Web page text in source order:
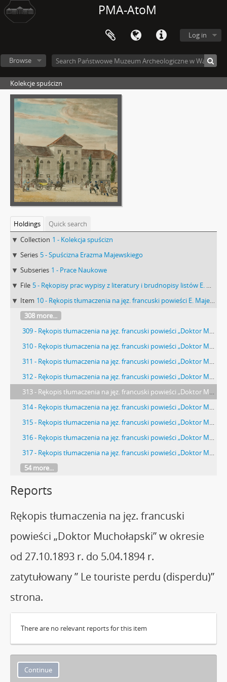
PMA-AtoM
Log in
Browse
Kolekcje spuścizn
Holdings
Quick search
Collection 1 - Kolekcja spuścizn
Series 5 - Spuścizna Erazma Majewskiego
Subseries 1 - Prace Naukowe
File 5 - Rękopisy prac wypisy z literatury i brudnopisy listów E. Majewskiego tłumaczenia oraz korespondencja.
Item 10 - Rękopis tłumaczenia na jęz. francuski powieści E. Majewskiego „Doktor Muchołapski” w okresie od 27.10.1893 r. do 5.04.1894 r. przez Oskara Truszkowskiego i zatytułowany ” Le touriste perdu (disperdu)”.
308 more...
309 - Rękopis tłumaczenia na jęz. francuski powieści „Doktor Muchołapski” w okresie od 27.10.1893 r. do 5.04.1894 r. zatytułowany ” Le touriste perdu (disperdu)” strona.
310 - Rękopis tłumaczenia na jęz. francuski powieści „Doktor Muchołapski” w okresie od 27.10.1893 r. do 5.04.1894 r. zatytułowany ” Le touriste perdu (disperdu)” strona.
311 - Rękopis tłumaczenia na jęz. francuski powieści „Doktor Muchołapski” w okresie od 27.10.1893 r. do 5.04.1894 r. zatytułowany ” Le touriste perdu (disperdu)” strona.
312 - Rękopis tłumaczenia na jęz. francuski powieści „Doktor Muchołapski” w okresie od 27.10.1893 r. do 5.04.1894 r. zatytułowany ” Le touriste perdu (disperdu)” strona.
313 - Rękopis tłumaczenia na jęz. francuski powieści „Doktor Muchołapski” w okresie od 27.10.1893 r. do 5.04.1894 r. zatytułowany ” Le touriste perdu (disperdu)” strona.
314 - Rękopis tłumaczenia na jęz. francuski powieści „Doktor Muchołapski” w okresie od 27.10.1893 r. do 5.04.1894 r. zatytułowany ” Le touriste perdu (disperdu)” strona.
315 - Rękopis tłumaczenia na jęz. francuski powieści „Doktor Muchołapski” w okresie od 27.10.1893 r. do 5.04.1894 r. zatytułowany ” Le touriste perdu (disperdu)” strona.
316 - Rękopis tłumaczenia na jęz. francuski powieści „Doktor Muchołapski” w okresie od 27.10.1893 r. do 5.04.1894 r. zatytułowany ” Le touriste perdu (disperdu)” strona.
317 - Rękopis tłumaczenia na jęz. francuski powieści „Doktor Muchołapski” w okresie od 27.10.1893 r. do 5.04.1894 r. zatytułowany ” Le touriste perdu (disperdu)” strona.
54 more...
Reports
Rękopis tłumaczenia na jęz. francuski
powieści „Doktor Muchołapski” w okresie
od 27.10.1893 r. do 5.04.1894 r.
zatytułowany ” Le touriste perdu (disperdu)”
strona.
There are no relevant reports for this item